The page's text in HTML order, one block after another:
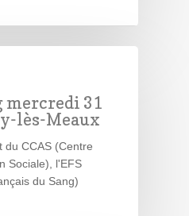
mercredi 31
lès-Meaux
du CCAS (Centre
Sociale), l'EFS
du Sang)